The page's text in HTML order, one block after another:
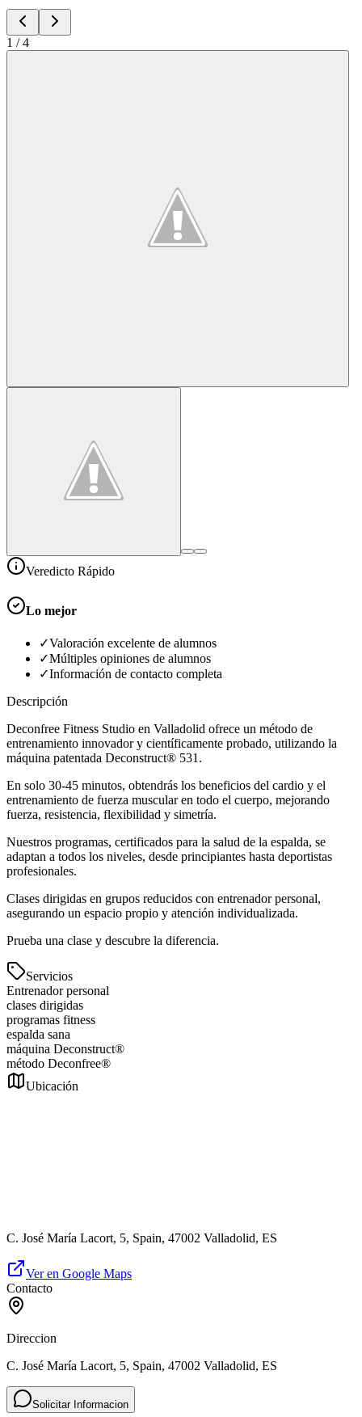
1 /4
Veredicto Rápido
Lo mejor
✓Valoración excelente de alumnos
✓Múltiples opiniones de alumnos
✓Información de contacto completa
Descripción
Deconfree Fitness Studio en Valladolid ofrece un método de
entrenamiento innovador y científicamente probado, utilizando la
máquina patentada Deconstruct® 531.
En solo 30-45 minutos, obtendrás los beneficios del cardio y el
entrenamiento de fuerza muscular en todo el cuerpo, mejorando
fuerza, resistencia, flexibilidad y simetría.
Nuestros programas, certificados para la salud de la espalda, se
adaptan a todos los niveles, desde principiantes hasta deportistas
profesionales.
Clases dirigidas en grupos reducidos con entrenador personal,
asegurando un espacio propio y atención individualizada.
Prueba una clase y descubre la diferencia.
Servicios
Entrenador personal
clases dirigidas
programas fitness
espalda sana
máquina Deconstruct®
método Deconfree®
Ubicación
C. José María Lacort, 5, Spain, 47002 Valladolid, ES
Ver en Google Maps
Contacto
Direccion
C. José María Lacort, 5, Spain, 47002 Valladolid, ES
Solicitar Informacion